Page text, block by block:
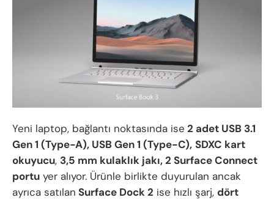
Yeni laptop, bağlantı noktasında ise 2 adet USB 3.1
Gen 1 (Type-A), USB Gen 1 (Type-C), SDXC kart
okuyucu, 3,5 mm kulaklık jakı, 2 Surface Connect
portu yer alıyor. Ürünle birlikte duyurulan ancak
ayrıca satılan Surface Dock 2 ise hızlı şarj, dört